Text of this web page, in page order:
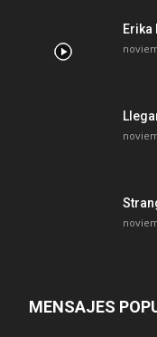
Erika
MENSAJES